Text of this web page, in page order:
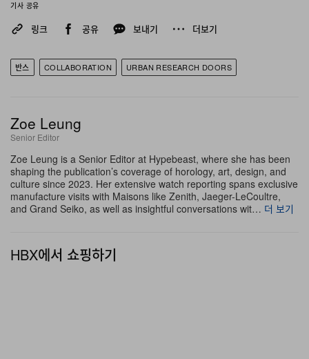
기사 공유
링크 공유 보내기 더보기
반스 COLLABORATION URBAN RESEARCH DOORS
Zoe Leung
Senior Editor
Zoe Leung is a Senior Editor at Hypebeast, where she has been
shaping the publication’s coverage of horology, art, design, and
culture since 2023. Her extensive watch reporting spans exclusive
manufacture visits with Maisons like Zenith, Jaeger-LeCoultre,
and Grand Seiko, as well as insightful conversations wit… 더 보기
HBX에서 쇼핑하기